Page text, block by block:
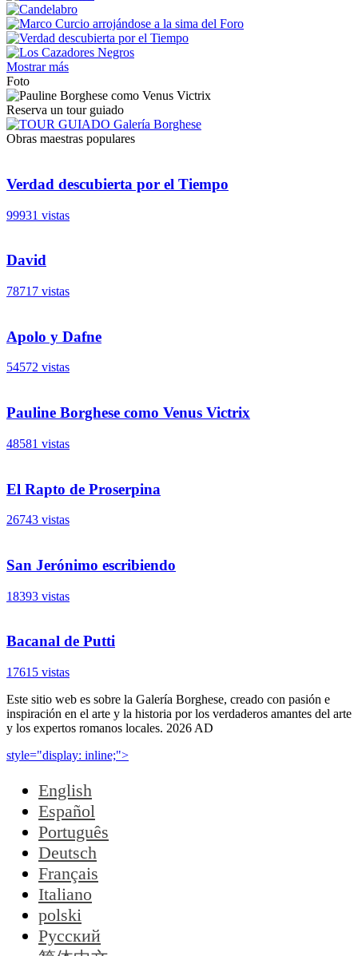
Mostrar más
Foto
Reserva un tour guiado
Obras maestras populares
Verdad descubierta por el Tiempo
99931 vistas
David
78717 vistas
Apolo y Dafne
54572 vistas
Pauline Borghese como Venus Victrix
48581 vistas
El Rapto de Proserpina
26743 vistas
San Jerónimo escribiendo
18393 vistas
Bacanal de Putti
17615 vistas
Este sitio web es sobre la Galería Borghese, creado con pasión e
inspiración en el arte y la historia por los verdaderos amantes del arte
y los expertos romanos locales. 2026 AD
style="display: inline;">
English
Español
Português
Deutsch
Français
Italiano
polski
Русский